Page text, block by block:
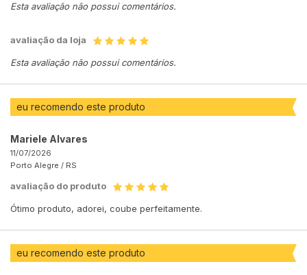
Esta avaliação não possui comentários.
avaliação da loja
Esta avaliação não possui comentários.
eu recomendo este produto
Mariele Alvares
11/07/2026
Porto Alegre / RS
avaliação do produto
Ótimo produto, adorei, coube perfeitamente.
eu recomendo este produto